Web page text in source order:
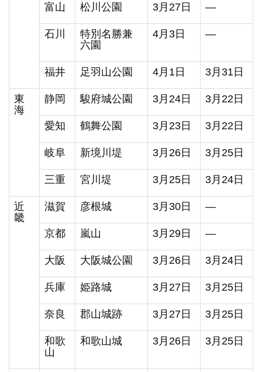
富山 松川公園 3月27日 ―
石川
特別名勝兼
六園
4月3日 ―
福井 足羽山公園 4月1日 3月31日
東
海
静岡 駿府城公園 3月24日 3月22日
愛知 鶴舞公園 3月23日 3月22日
岐阜 新境川堤 3月26日 3月25日
三重 宮川堤 3月25日 3月24日
近
畿
滋賀 彦根城 3月30日 ―
京都 嵐山 3月29日 ―
大阪 大阪城公園 3月26日 3月24日
兵庫 姫路城 3月27日 3月25日
奈良 郡山城跡 3月27日 3月25日
和歌
山
和歌山城 3月26日 3月25日